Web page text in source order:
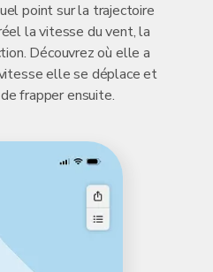
point sur la trajectoire
la vitesse du vent, la
Découvrez où elle a
elle se déplace et
frapper ensuite.